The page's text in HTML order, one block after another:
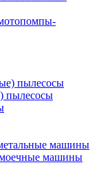
пылесосы
машины
машины